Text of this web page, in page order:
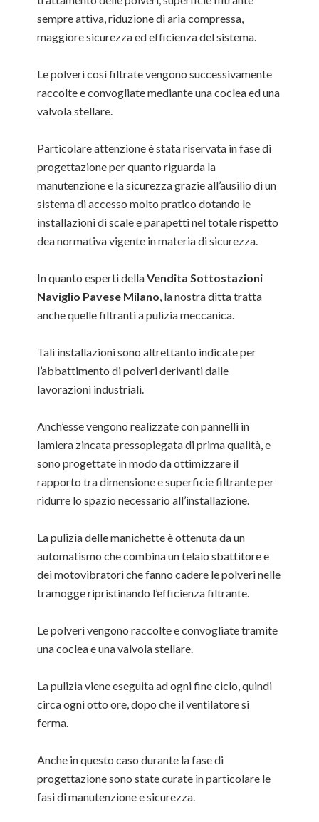
sempre attiva, riduzione di aria compressa,
maggiore sicurezza ed efficienza del sistema.
Le polveri così filtrate vengono successivamente
raccolte e convogliate mediante una coclea ed una
valvola stellare.
Particolare attenzione è stata riservata in fase di
progettazione per quanto riguarda la
manutenzione e la sicurezza grazie all’ausilio di un
sistema di accesso molto pratico dotando le
installazioni di scale e parapetti nel totale rispetto
dea normativa vigente in materia di sicurezza.
In quanto esperti dellaVendita Sottostazioni
Naviglio Pavese Milano, la nostra ditta tratta
anche quelle filtranti a pulizia meccanica.
Tali installazioni sono altrettanto indicate per
l’abbattimento di polveri derivanti dalle
lavorazioni industriali.
Anch’esse vengono realizzate con pannelli in
lamiera zincata pressopiegata di prima qualità, e
sono progettate in modo da ottimizzare il
rapporto tra dimensione e superficie filtrante per
ridurre lo spazio necessario all’installazione.
La pulizia delle manichette è ottenuta da un
automatismo che combina un telaio sbattitore e
dei motovibratori che fanno cadere le polveri nelle
tramogge ripristinando l’efficienza filtrante.
Le polveri vengono raccolte e convogliate tramite
una coclea e una valvola stellare.
La pulizia viene eseguita ad ogni fine ciclo, quindi
circa ogni otto ore, dopo che il ventilatore si
ferma.
Anche in questo caso durante la fase di
progettazione sono state curate in particolare le
fasi di manutenzione e sicurezza.